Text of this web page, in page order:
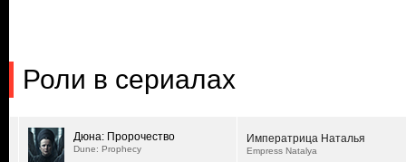
Роли в сериалах
Дюна: Пророчество
Dune: Prophecy
Императрица Наталья
Empress Natalya